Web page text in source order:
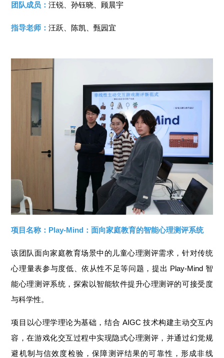
团队成员：汪锐、孙钰晓、顾晨宇
指导老师：汪跃、陈凯、甄园宜
项目名称：Play-Mind：面向家庭教育的智能心理测评系统
该团队面向家庭教育场景中的儿童心理测评需求，针对传统
心理量表参与度低、依从性不足等问题，提出 Play-Mind 智
能心理测评系统，探索以智能软件提升心理测评的可接受度
与科学性。
项目以心理学理论为基础，结合 AIGC 技术构建主动交互内
容，在游戏化交互过程中实现隐式心理测评，并通过幻觉规
避机制与信效度检验 ，保障测评结果的可靠性，形成非线